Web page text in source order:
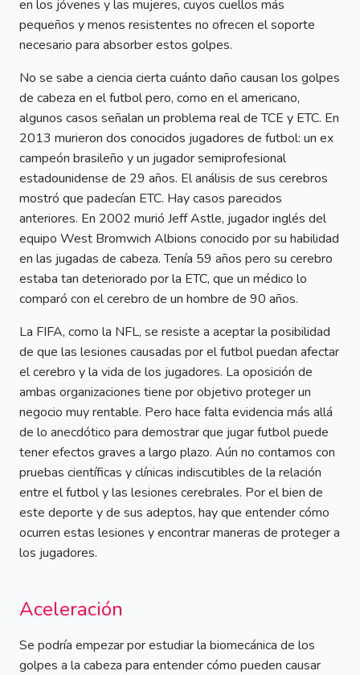
en los jóvenes y las mujeres, cuyos cuellos más
pequeños y menos resistentes no ofrecen el soporte
necesario para absorber estos golpes.
No se sabe a ciencia cierta cuánto daño causan los golpes
de cabeza en el futbol pero, como en el americano,
algunos casos señalan un problema real de TCE y ETC. En
2013 murieron dos conocidos jugadores de futbol: un ex
campeón brasileño y un jugador semiprofesional
estadounidense de 29 años. El análisis de sus cerebros
mostró que padecían ETC. Hay casos parecidos
anteriores. En 2002 murió Jeff Astle, jugador inglés del
equipo West Bromwich Albions conocido por su habilidad
en las jugadas de cabeza. Tenía 59 años pero su cerebro
estaba tan deteriorado por la ETC, que un médico lo
comparó con el cerebro de un hombre de 90 años.
La FIFA, como la NFL, se resiste a aceptar la posibilidad
de que las lesiones causadas por el futbol puedan afectar
el cerebro y la vida de los jugadores. La oposición de
ambas organizaciones tiene por objetivo proteger un
negocio muy rentable. Pero hace falta evidencia más allá
de lo anecdótico para demostrar que jugar futbol puede
tener efectos graves a largo plazo. Aún no contamos con
pruebas científicas y clínicas indiscutibles de la relación
entre el futbol y las lesiones cerebrales. Por el bien de
este deporte y de sus adeptos, hay que entender cómo
ocurren estas lesiones y encontrar maneras de proteger a
los jugadores.
Aceleración
Se podría empezar por estudiar la biomecánica de los
golpes a la cabeza para entender cómo pueden causar